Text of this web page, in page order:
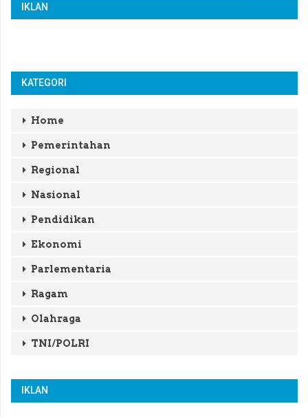
IKLAN
KATEGORI
Home
Pemerintahan
Regional
Nasional
Pendidikan
Ekonomi
Parlementaria
Ragam
Olahraga
TNI/POLRI
IKLAN